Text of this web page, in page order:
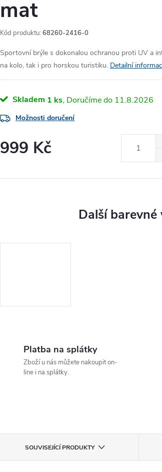
mat
Kód produktu: 68260-2416-0
Sportovní brýle s dokonalou ochranou proti UV a
na kolo, tak i pro horskou turistiku. Detailní
Skladem 1 ks 11.8.2026
Možnosti doručení
999 Kč
Platba na splátky
Zboží u nás můžete nakoupit on-
line i na splátky.
SOUVISEJÍCÍ PRODUKTY